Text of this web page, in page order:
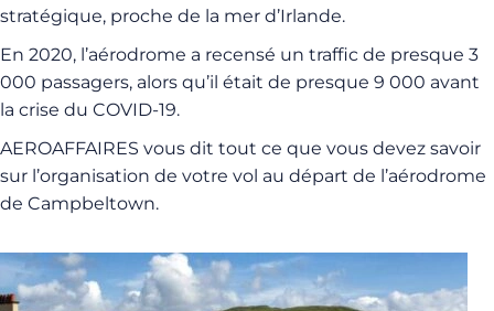
stratégique, proche de la mer d’Irlande.
En 2020, l’aérodrome a recensé un traffic de presque 3
000 passagers, alors qu’il était de presque 9 000 avant
la crise du COVID-19.
AEROAFFAIRES vous dit tout ce que vous devez savoir
sur l’organisation de votre vol au départ de l’aérodrome
de Campbeltown.